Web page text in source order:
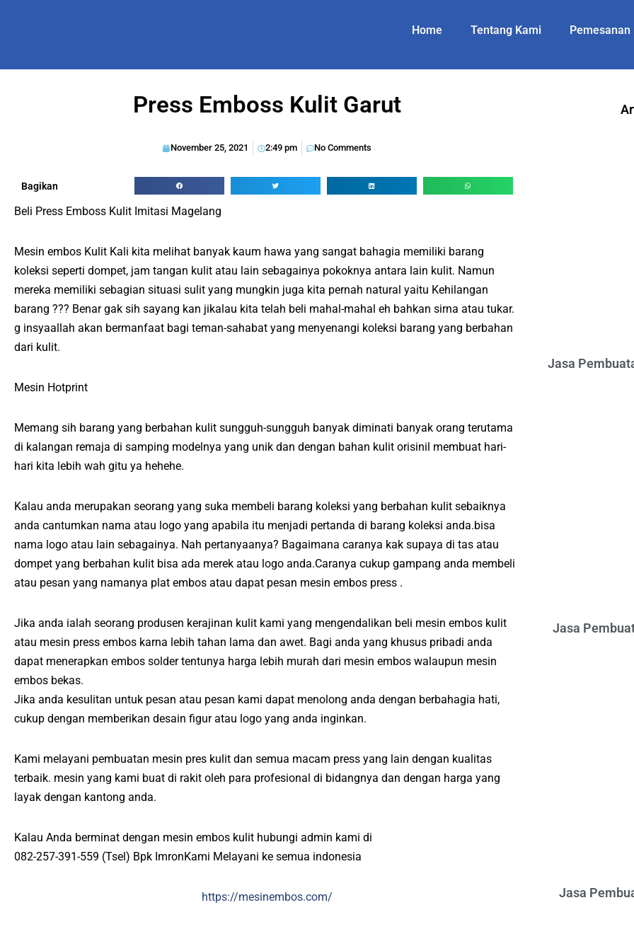
Home Tentang Kami Pemesanan
Press Emboss Kulit Garut
November 25, 2021 2:49 pm No Comments
Bagikan
Beli Press Emboss Kulit Imitasi Magelang
Mesin embos Kulit Kali kita melihat banyak kaum hawa yang sangat bahagia memiliki barang
koleksi seperti dompet, jam tangan kulit atau lain sebagainya pokoknya antara lain kulit. Namun
mereka memiliki sebagian situasi sulit yang mungkin juga kita pernah natural yaitu Kehilangan
barang ??? Benar gak sih sayang kan jikalau kita telah beli mahal-mahal eh bahkan sirna atau tukar.
g insyaallah akan bermanfaat bagi teman-sahabat yang menyenangi koleksi barang yang berbahan
dari kulit.
Mesin Hotprint
Memang sih barang yang berbahan kulit sungguh-sungguh banyak diminati banyak orang terutama
di kalangan remaja di samping modelnya yang unik dan dengan bahan kulit orisinil membuat hari-
hari kita lebih wah gitu ya hehehe.
Kalau anda merupakan seorang yang suka membeli barang koleksi yang berbahan kulit sebaiknya
anda cantumkan nama atau logo yang apabila itu menjadi pertanda di barang koleksi anda.bisa
nama logo atau lain sebagainya. Nah pertanyaanya? Bagaimana caranya kak supaya di tas atau
dompet yang berbahan kulit bisa ada merek atau logo anda.Caranya cukup gampang anda membeli
atau pesan yang namanya plat embos atau dapat pesan mesin embos press .
Jika anda ialah seorang produsen kerajinan kulit kami yang mengendalikan beli mesin embos kulit
atau mesin press embos karna lebih tahan lama dan awet. Bagi anda yang khusus pribadi anda
dapat menerapkan embos solder tentunya harga lebih murah dari mesin embos walaupun mesin
embos bekas.
Jika anda kesulitan untuk pesan atau pesan kami dapat menolong anda dengan berbahagia hati,
cukup dengan memberikan desain figur atau logo yang anda inginkan.
Kami melayani pembuatan mesin pres kulit dan semua macam press yang lain dengan kualitas
terbaik. mesin yang kami buat di rakit oleh para profesional di bidangnya dan dengan harga yang
layak dengan kantong anda.
Kalau Anda berminat dengan mesin embos kulit hubungi admin kami di
082-257-391-559 (Tsel) Bpk ImronKami Melayani ke semua indonesia
https://mesinembos.com/
Jasa
Jasa
Jasa